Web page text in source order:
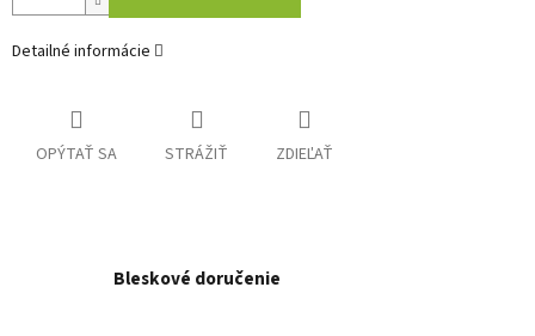
Detailné informácie
OPÝTAŤ SA STRÁŽIŤ ZDIEĽAŤ
Bleskové doručenie